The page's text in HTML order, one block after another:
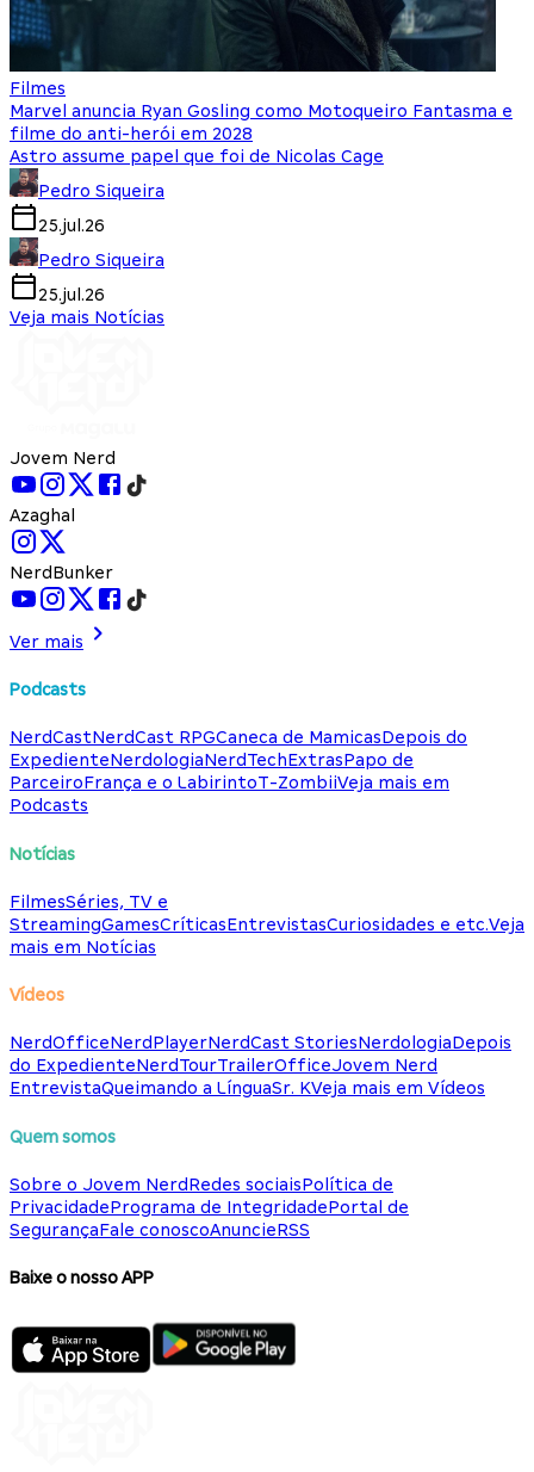
Filmes
Marvel anuncia Ryan Gosling como Motoqueiro Fantasma e
filme do anti-herói em 2028
Astro assume papel que foi de Nicolas Cage
Pedro Siqueira
25.jul.26
Pedro Siqueira
25.jul.26
Veja mais Notícias
Jovem Nerd
Azaghal
NerdBunker
Ver mais
Podcasts
NerdCastNerdCast RPGCaneca de MamicasDepois do
ExpedienteNerdologiaNerdTechExtrasPapo de
ParceiroFrança e o LabirintoT-ZombiiVeja mais em
Podcasts
Notícias
FilmesSéries, TV e
StreamingGamesCríticasEntrevistasCuriosidades e etc.Veja
mais em Notícias
Vídeos
NerdOfficeNerdPlayerNerdCast StoriesNerdologiaDepois
do ExpedienteNerdTourTrailerOfficeJovem Nerd
EntrevistaQueimando a LínguaSr. KVeja mais em Vídeos
Quem somos
Sobre o Jovem NerdRedes sociaisPolítica de
PrivacidadePrograma de IntegridadePortal de
SegurançaFale conoscoAnuncieRSS
Baixe o nosso APP